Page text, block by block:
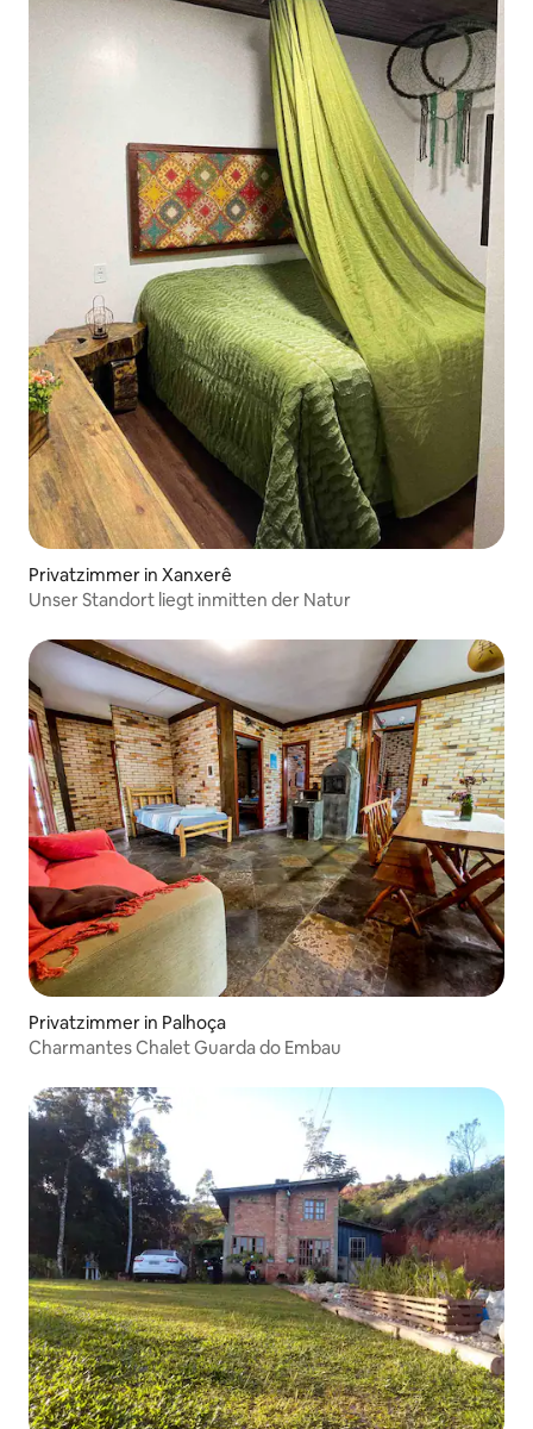
Privatzimmer in Xanxerê
Unser Standort liegt inmitten der Natur
Privatzimmer in Palhoça
Charmantes Chalet Guarda do Embau